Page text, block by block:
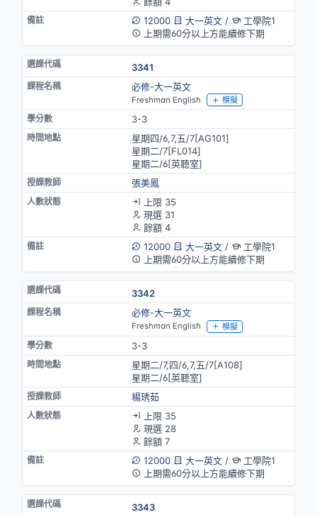
12000
大一英文/
工學院1
上期需60分以上方能續修下期
3341
必修-大一英文
Freshman English 模擬
3-3
星期四/6,7,五/7[AG101]
星期二/7[FL014]
星期二/6[英聽室]
張美鳳
上限 35
現選 31
餘額 4
12000
大一英文/
工學院1
上期需60分以上方能續修下期
3342
必修-大一英文
Freshman English 模擬
3-3
星期二/7,四/6,7,五/7[A108]
星期二/6[英聽室]
楊琇茹
上限 35
現選 28
餘額 7
12000
大一英文/
工學院1
上期需60分以上方能續修下期
3343